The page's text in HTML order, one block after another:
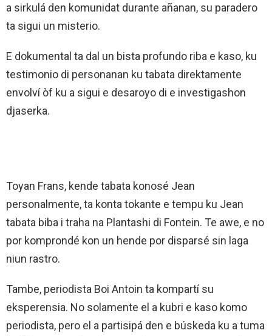
a sirkulá den komunidat durante añanan, su paradero
ta sigui un misterio.
E dokumental ta dal un bista profundo riba e kaso, ku
testimonio di personanan ku tabata direktamente
envolví òf ku a sigui e desaroyo di e investigashon
djaserka.
Toyan Frans, kende tabata konosé Jean
personalmente, ta konta tokante e tempu ku Jean
tabata biba i traha na Plantashi di Fontein. Te awe, e no
por komprondé kon un hende por disparsé sin laga
niun rastro.
Tambe, periodista Boi Antoin ta kompartí su
eksperensia. No solamente el a kubri e kaso komo
periodista, pero el a partisipá den e búskeda ku a tuma